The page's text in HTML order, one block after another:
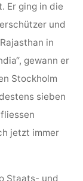
Er ging in die
und
in
gewann er
Stockholm
sieben
jetzt immer
Staats- und